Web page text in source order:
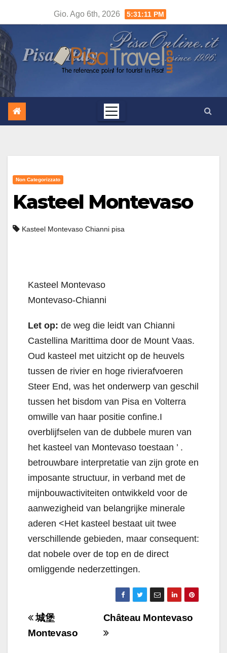
contenuto
Gio. Ago 6th, 2026 5:31:12 PM
Non Categorizzato
Kasteel Montevaso
Kasteel Montevaso Chianni pisa
Kasteel Montevaso
Montevaso-Chianni
Let op: de weg die leidt van Chianni
Castellina Marittima door de Mount Vaas.
Oud kasteel met uitzicht op de heuvels
tussen de rivier en hoge rivierafvoeren
Steer End, was het onderwerp van geschil
tussen het bisdom van Pisa en Volterra
omwille van haar positie confine.I
overblijfselen van de dubbele muren van
het kasteel van Montevaso toestaan ​​’ .
betrouwbare interpretatie van zijn grote en
imposante structuur, in verband met de
mijnbouwactiviteiten ontwikkeld voor de
aanwezigheid van belangrijke minerale
aderen <Het kasteel bestaat uit twee
verschillende gebieden, maar consequent:
dat nobele over de top en de direct
omliggende nederzettingen.
Navigazione
articoli
Château Montevaso
城堡
Montevaso